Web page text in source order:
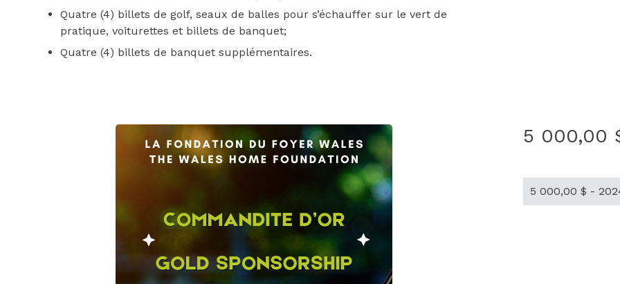
Quatre (4) billets de golf, seaux de balles pour s’échauffer sur le vert de
pratique, voiturettes et billets de banquet;
Quatre (4) billets de banquet supplémentaires.
5 000,00